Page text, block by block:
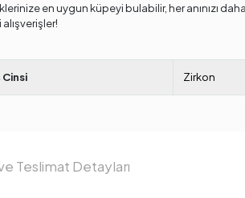
en uygun küpeyi bulabilir, her anınızı
Cinsi Zirkon
Teslimat Detayları